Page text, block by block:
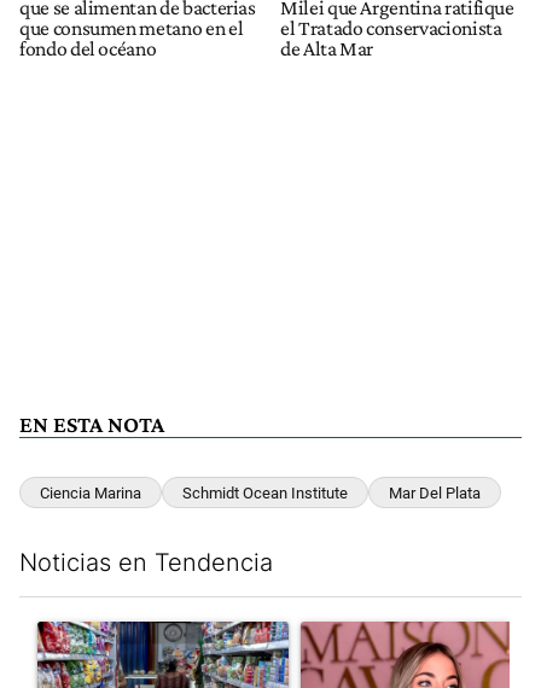
que se alimentan de bacterias
que consumen metano en el
fondo del océano
Milei que Argentina ratifique
el Tratado conservacionista
de Alta Mar
EN ESTA NOTA
Ciencia Marina Schmidt Ocean Institute Mar Del Plata
Noticias en Tendencia
Un artículo de tendencia con el título "La inflación en CABA
Un artículo de tendencia con